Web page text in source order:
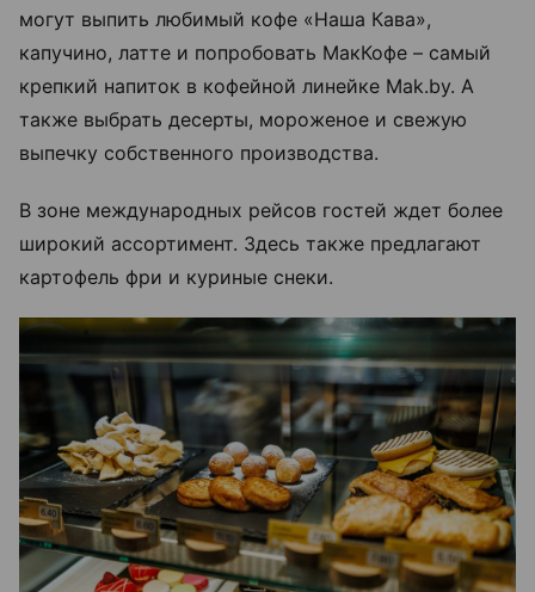
могут выпить любимый кофе «Наша Кава»,
капучино, латте и попробовать МакКофе – самый
крепкий напиток в кофейной линейке Mak.by. А
также выбрать десерты, мороженое и свежую
выпечку собственного производства.
В зоне международных рейсов гостей ждет более
широкий ассортимент. Здесь также предлагают
картофель фри и куриные снеки.